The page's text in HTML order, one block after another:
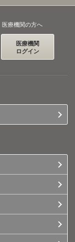
医療機関の方へ
医療機関
ログイン